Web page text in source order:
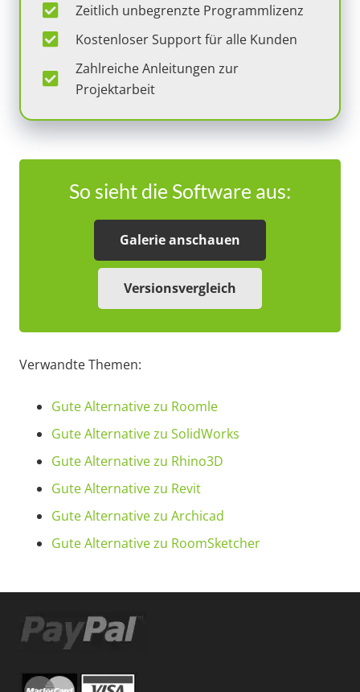
Zeitlich unbegrenzte Programmlizenz
Kostenloser Support für alle Kunden
Zahlreiche Anleitungen zur
Projektarbeit
So sieht die Software aus:
Galerie anschauen
Versionsvergleich
Verwandte Themen:
Gute Alternative zu Roomle
Gute Alternative zu SolidWorks
Gute Alternative zu Rhino3D
Gute Alternative zu Revit
Gute Alternative zu Archicad
Gute Alternative zu RoomSketcher